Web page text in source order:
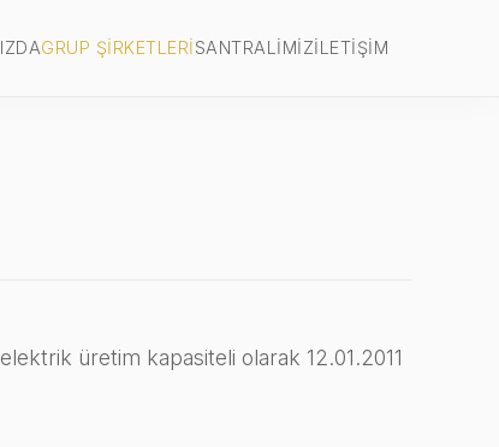
GRUP ŞIRKETLERISANTRALIMIZİLETIŞIM
üretim kapasiteli olarak 12.01.2011